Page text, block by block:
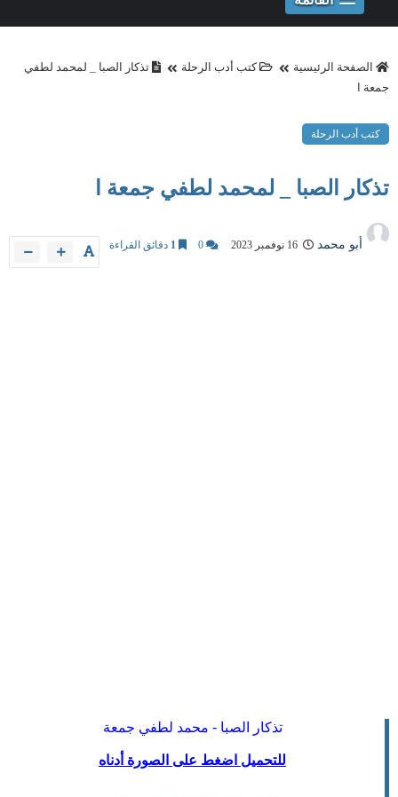
الصفحة الرئيسية كتب أدب الرحلة
تذكار الصبا _ لمحمد لطفي
جمعة ا
كتب أدب الرحلة
تذكار الصبا _ لمحمد لطفي جمعة ا
أبو محمد 0
1 دقائق القراءة
تذكار الصبا - محمد لطفي جمعة
للتحميل اضغط على الصورة أدناه